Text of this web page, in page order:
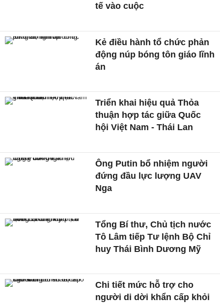
tế vào cuộc
Kẻ điều hành tổ chức phản
động núp bóng tôn giáo lĩnh
án
Triển khai hiệu quả Thỏa
thuận hợp tác giữa Quốc
hội Việt Nam - Thái Lan
Ông Putin bổ nhiệm người
đứng đầu lực lượng UAV
Nga
Tổng Bí thư, Chủ tịch nước
Tô Lâm tiếp Tư lệnh Bộ Chỉ
huy Thái Bình Dương Mỹ
Chi tiết mức hỗ trợ cho
người di dời khẩn cấp khỏi